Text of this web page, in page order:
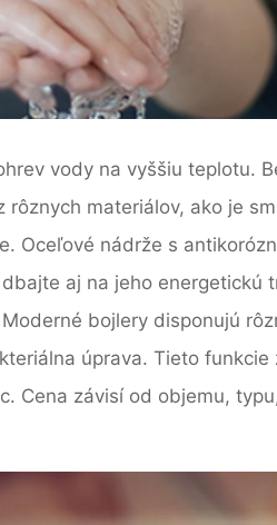
vody na vyššiu teplotu.
materiálov, ako je
Oceľové nádrže s
aj na jeho energetickú
bojlery disponujú
úprava. Tieto
Cena závisí od objemu,